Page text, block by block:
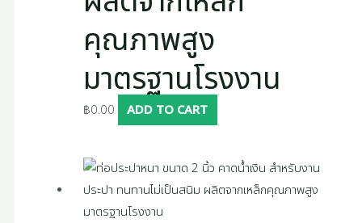
คุณภาพสูง
มาตรฐานโรงงาน
฿0.00 ADD TO CART